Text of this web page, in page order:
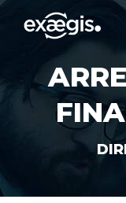
¿QUIÉNES SOMOS?
NUESTRAS